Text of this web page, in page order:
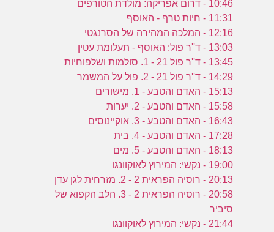
10:46 - דרום אפריקה: מולדת הטורפים
11:31 - חיות טרף - האוסף
12:16 - המלכה המהירה של הסרנגטי
13:03 - ד''ר פול: האוסף - תעלומת עטין
13:45 - ד''ר פול 21 - 1. סולמות ושלפוחיות
14:29 - ד''ר פול 21 - 2. פול על המשמר
15:13 - האדם והטבע - 1. מישורים
15:58 - האדם והטבע - 2. יערות
16:43 - האדם והטבע - 3. אוקיינוסים
17:28 - האדם והטבע - 4. בית
18:13 - האדם והטבע - 5. מים
19:00 - נקשי: המירוץ לאוקוונגו
20:13 - רוסיה הפראית 2 - 2. מזרחית לגן עדן
20:58 - רוסיה הפראית 2 - 3. הלב הקפוא של
סיביר
21:44 - נקשי: המירוץ לאוקוונגו